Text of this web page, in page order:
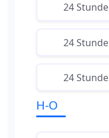
24
24
24
H-O